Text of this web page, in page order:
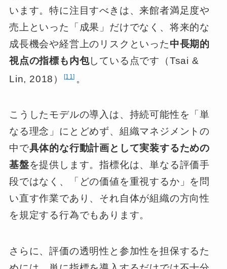
います。特に注目すべきは、来館者満足度や
売上といった「成果」だけでなく、将来的な
成長機会や経営上のリスクといった中長期的
視点の指標も内包している点です（Tsai &
Lin, 2018）
11 。
こうしたモデルの導入は、持続可能性を「単
なる理念」にとどめず、組織マネジメントの
中で具体的な行動計画として実装するための
基盤を提供します。指標化は、単なる評価手
段ではなく、「どの価値を重視するか」を問
い直す作業であり、それ自体が組織の方向性
を規定する行為でもあります。
さらに、評価の透明性と参加性を担保するた